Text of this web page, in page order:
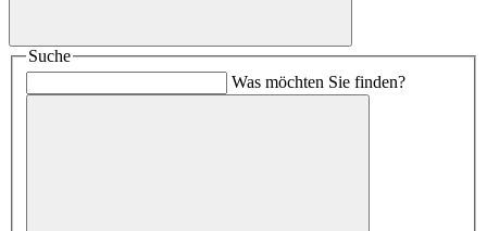
Suche
Was möchten Sie finden?